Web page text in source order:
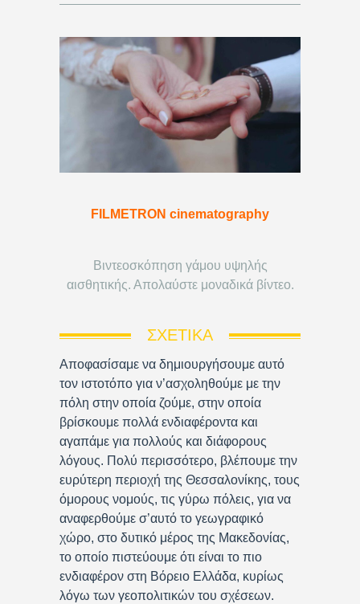
FILMETRON cinematography
Βιντεοσκόπηση γάμου υψηλής
αισθητικής. Απολαύστε μοναδικά βίντεο.
ΣΧΕΤΙΚΆ
Αποφασίσαμε να δημιουργήσουμε αυτό
τον ιστοτόπο για ν’ασχοληθούμε με την
πόλη στην οποία ζούμε, στην οποία
βρίσκουμε πολλά ενδιαφέροντα και
αγαπάμε για πολλούς και διάφορους
λόγους. Πολύ περισσότερο, βλέπουμε την
ευρύτερη περιοχή της Θεσσαλονίκης, τους
όμορους νομούς, τις γύρω πόλεις, για να
αναφερθούμε σ’αυτό το γεωγραφικό
χώρο, στο δυτικό μέρος της Μακεδονίας,
το οποίο πιστεύουμε ότι είναι το πιο
ενδιαφέρον στη Βόρειο Ελλάδα, κυρίως
λόγω των γεοπολιτικών του σχέσεων.